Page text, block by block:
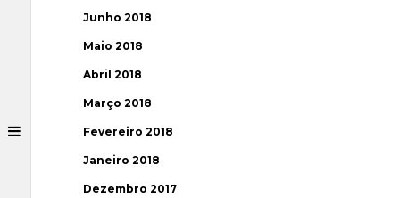
Junho 2018
Maio 2018
Abril 2018
Março 2018
Fevereiro 2018
Janeiro 2018
Dezembro 2017